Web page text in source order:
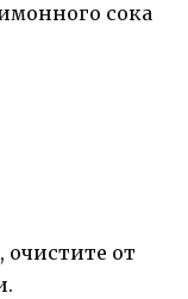
сока
от